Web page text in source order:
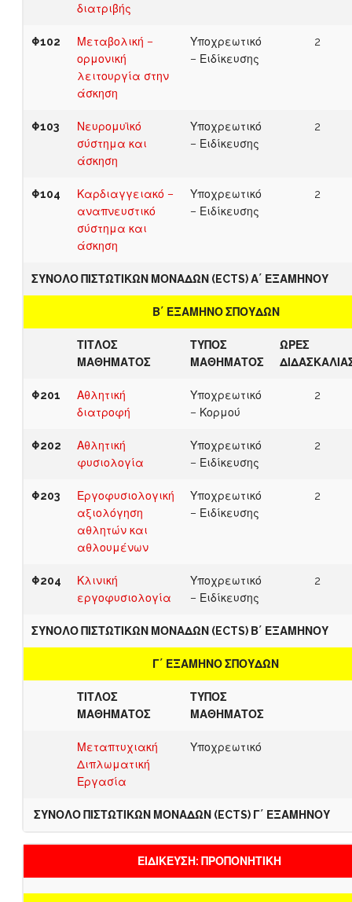
διατριβής
Φ102
Μεταβολική –
ορμονική
λειτουργία στην
άσκηση
Υποχρεωτικό
– Ειδίκευσης
2
Φ103
Νευρομυϊκό
σύστημα και
άσκηση
Υποχρεωτικό
– Ειδίκευσης
2
Φ104
Καρδιαγγειακό –
αναπνευστικό
σύστημα και
άσκηση
Υποχρεωτικό
– Ειδίκευσης
2
ΣΥΝΟΛΟ ΠΙΣΤΩΤΙΚΩΝ ΜΟΝΑΔΩΝ (ECTS) Α΄ ΕΞΑΜΗΝΟΥ
Β΄ ΕΞΑΜΗΝΟ ΣΠΟΥΔΩΝ
ΤΙΤΛΟΣ
ΜΑΘΗΜΑΤΟΣ
ΤΥΠΟΣ
ΜΑΘΗΜΑΤΟΣ
ΩΡΕΣ
Φ201
Αθλητική
διατροφή
Υποχρεωτικό
– Κορμού
2
Φ202
Αθλητική
φυσιολογία
Υποχρεωτικό
– Ειδίκευσης
2
Φ203
Εργοφυσιολογική
αξιολόγηση
αθλητών και
αθλουμένων
Υποχρεωτικό
– Ειδίκευσης
2
Φ204
Κλινική
εργοφυσιολογία
Υποχρεωτικό
– Ειδίκευσης
2
ΣΥΝΟΛΟ ΠΙΣΤΩΤΙΚΩΝ ΜΟΝΑΔΩΝ (ECTS) Β΄ ΕΞΑΜΗΝΟΥ
Γ΄ ΕΞΑΜΗΝΟ ΣΠΟΥΔΩΝ
ΤΙΤΛΟΣ
ΜΑΘΗΜΑΤΟΣ
ΤΥΠΟΣ
ΜΑΘΗΜΑΤΟΣ
Μεταπτυχιακή
Διπλωματική
Εργασία
Υποχρεωτικό
ΣΥΝΟΛΟ ΠΙΣΤΩΤΙΚΩΝ ΜΟΝΑΔΩΝ (ECTS) Γ΄ ΕΞΑΜΗΝΟΥ
ΕΙΔΙΚΕΥΣΗ: ΠΡΟΠΟΝΗΤΙΚΗ